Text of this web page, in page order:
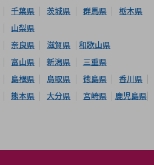
千葉県 茨城県 群馬県
栃木県
山梨県
奈良県 滋賀県
和歌山県
富山県 新潟県
三重県
島根県 鳥取県 徳島県 香川県
熊本県 大分県 宮崎県 鹿児島県